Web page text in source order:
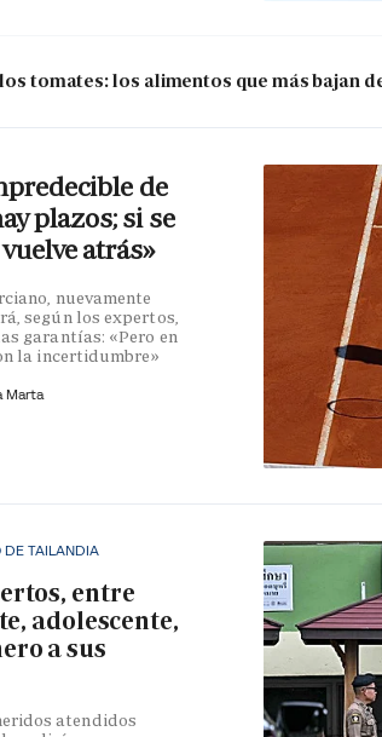
tomates: los alimentos que más bajan
de
plazos; si se
atrás»
nuevamente
según los expertos,
garantías: «Pero en
la incertidumbre»
Marta
DE TAILANDIA
entre
adolescente,
a sus
atendidos